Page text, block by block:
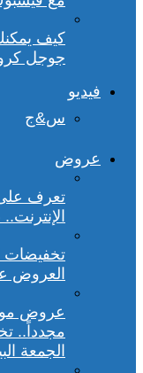
كيف
جوجل
فيديو
س&ج
عروض
تعرف
العروض
عروض
الجمعة